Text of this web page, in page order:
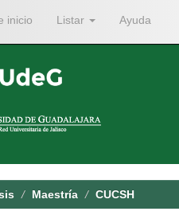
inicio Listar Ayuda
Maestría CUCSH